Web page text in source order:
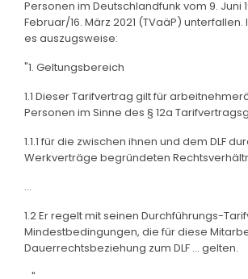
Personen im Deutschlandfunk vom 9. Juni
Februar/16. März 2021 (TVaäP) unterfallen.
es auszugsweise:
"1. Geltungsbereich
1.1 Dieser Tarifvertrag gilt für
Personen im Sinne des § 12a
1.1.1 für die zwischen ihnen und dem DLF
Werkverträge begründeten
...
1.2 Er regelt mit seinen Durchführungs-
Mindestbedingungen, die für diese
Dauerrechtsbeziehung zum DLF ... gelten.